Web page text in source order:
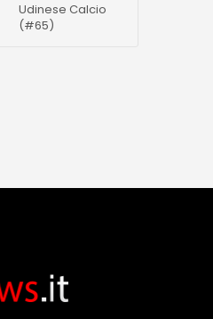
Udinese Calcio
(#65)